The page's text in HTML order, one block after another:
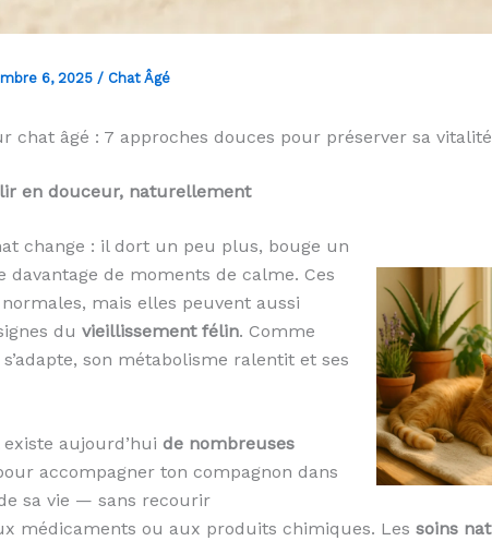
6, 2025 / Chat Âgé
chat âgé : 7 approches douces pour préserver sa vitalité
en douceur, naturellement
change : il dort un peu plus, bouge un
davantage de moments de calme. Ces
mais elles peuvent aussi
du vieillissement félin. Comme
son métabolisme ralentit et ses
existe aujourd’huide nombreuses
accompagner ton compagnon dans
sa vie — sans recourir
médicaments ou aux produits chimiques. Les soins